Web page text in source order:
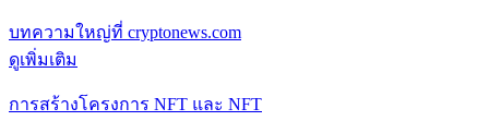
บทความใหญ่ที่ cryptonews.com
ดูเพิ่มเติม
การสร้างโครงการ NFT และ NFT